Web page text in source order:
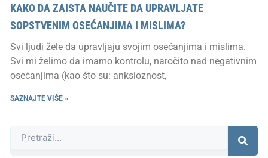
KAKO DA ZAISTA NAUČITE DA UPRAVLJATE
SOPSTVENIM OSEĆANJIMA I MISLIMA?
Svi ljudi žele da upravljaju svojim osećanjima i mislima.
Svi mi želimo da imamo kontrolu, naročito nad negativnim
osećanjima (kao što su: anksioznost,
SAZNAJTE VIŠE »